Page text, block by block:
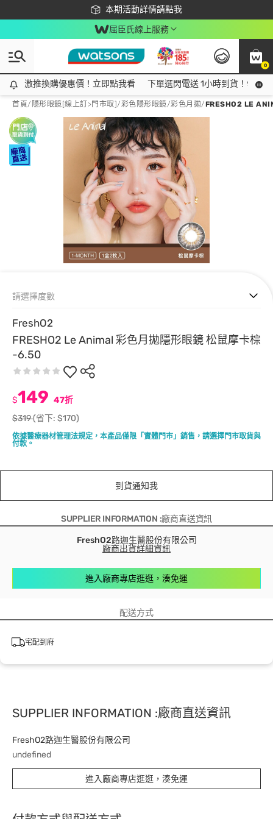
本期活動詳情請點我
下載app最高回饋$350
屈臣氏線上服務
0
激推換購優惠價！立即點我看
激推換購優惠價！立即點我看 下單選閃電送 1小時到貨！領神
首頁/ 隱形眼鏡[線上訂>門市取]/彩色隱形眼鏡/彩色月拋/FRESHO2 LE
FreshO2
FRESHO2 Le Animal 彩色月拋隱形眼鏡 松鼠摩卡棕
-6.50
依據醫療器材管理法規定，本產品僅限「實體門市」銷售，請選擇門市取貨與
付款。
$149 47折
$319(省下: $170)
請選擇度數
到貨通知我
SUPPLIER INFORMATION :廠商直送資訊
FreshO2路迦生醫股份有限公司
廠商出貨詳細資訊
進入廠商專店逛逛，湊免運
配送方式
宅配到府
SUPPLIER INFORMATION :廠商直送資訊
FreshO2路迦生醫股份有限公司
undefined
進入廠商專店逛逛，湊免運